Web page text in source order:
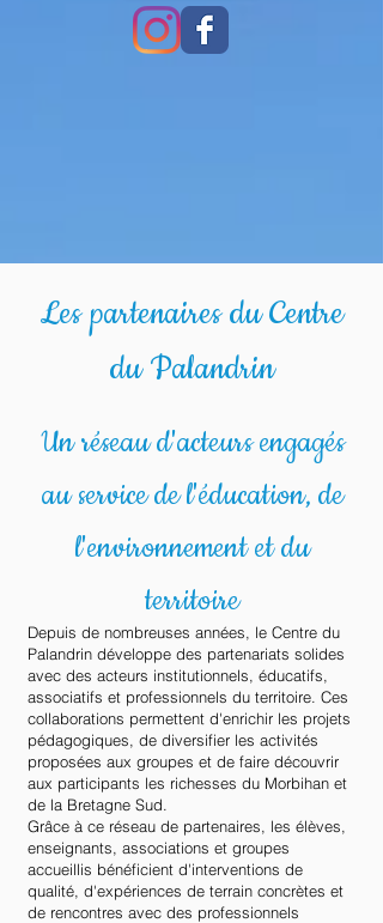
Les partenaires du Centre
du Palandrin
Un réseau d'acteurs engagés
au service de l'éducation, de
l'environnement et du
territoire
Depuis de nombreuses années, le Centre du
Palandrin développe des partenariats solides
avec des acteurs institutionnels, éducatifs,
associatifs et professionnels du territoire. Ces
collaborations permettent d'enrichir les projets
pédagogiques, de diversifier les activités
proposées aux groupes et de faire découvrir
aux participants les richesses du Morbihan et
de la Bretagne Sud.
Grâce à ce réseau de partenaires, les élèves,
enseignants, associations et groupes
accueillis bénéficient d'interventions de
qualité, d'expériences de terrain concrètes et
de rencontres avec des professionnels